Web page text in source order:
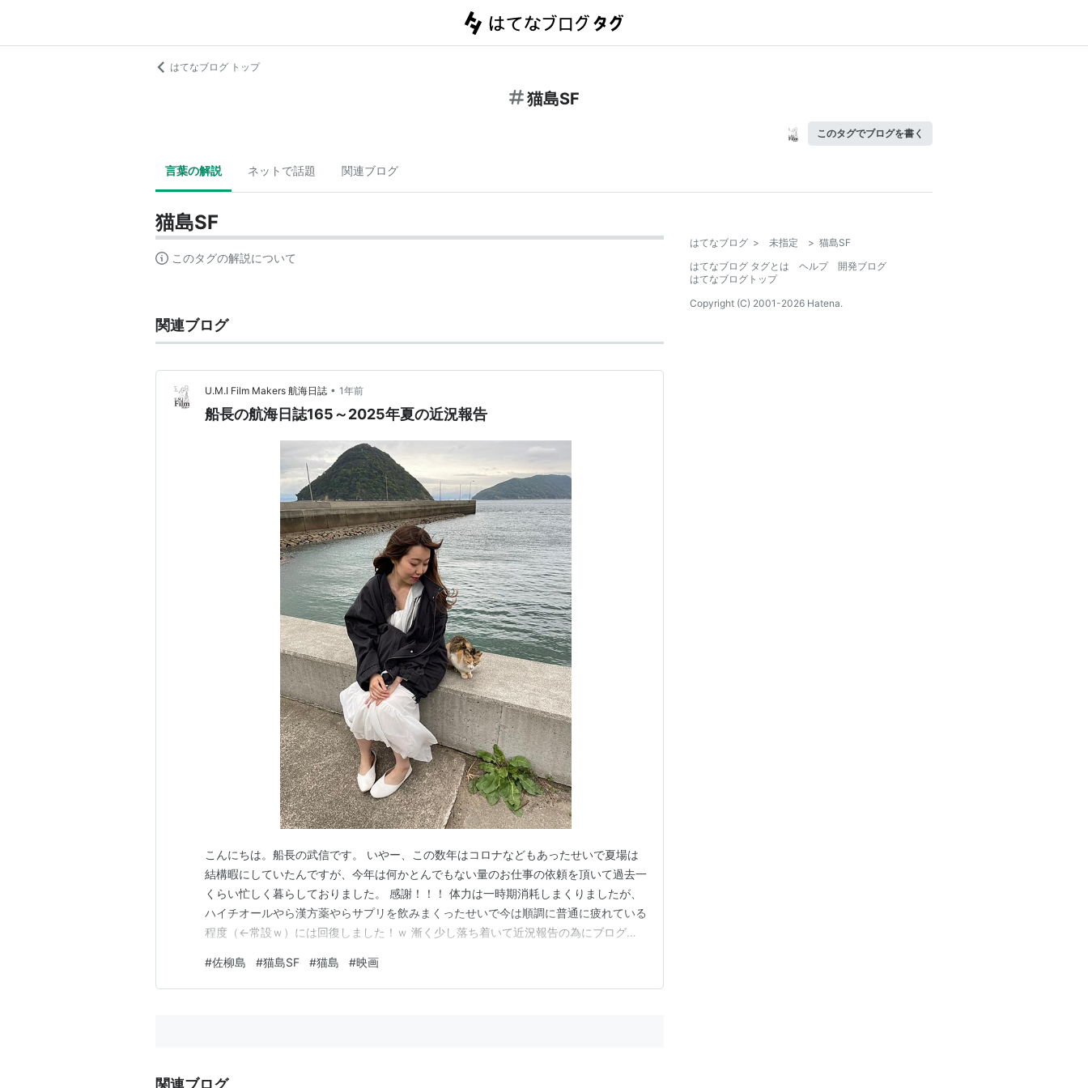
はてなブログ トップ
猫島SF
このタグでブログを書く
言葉の解説 ネットで話題 関連ブログ
猫島SF
このタグの解説について
関連ブログ
U.M.I Film Makers 航海日誌 • 1年前
船長の航海日誌165～2025年夏の近況報告
こんにちは。船長の武信です。 いやー、この数年はコロナなどもあったせいで夏場は
結構暇にしていたんですが、今年は何かとんでもない量のお仕事の依頼を頂いて過去一
くらい忙しく暮らしておりました。 感謝！！！ 体力は一時期消耗しまくりましたが、
ハイチオールやら漢方薬やらサプリを飲みまくったせいで今は順調に普通に疲れている
程度（←常設ｗ）には回復しました！ｗ 漸く少し落ち着いて近況報告の為にブログを
『さなぎの猫』の配信がプライム会員特典になったり、YouTubeのチャンネルで過去作
の期間限定配信が立て続いたりし…
#佐柳島 #猫島SF #猫島 #映画
関連ブログ
はてなブログ > 未指定 > 猫島SF
はてなブログ タグとは
ヘルプ
開発ブログ
はてなブログトップ
Copyright (C) 2001-2026 Hatena.